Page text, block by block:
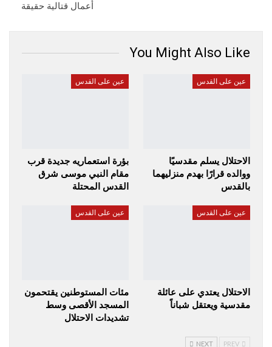
أعمال قتالية حقيقة
You Might Also Like
عين على القدس
الاحتلال يسلم مقدسيًا
ووالده قرارًا بهدم منزليهما
بالقدس
عين على القدس
بؤرة استعماريه جديدة قرب
مقام النبي موسى شرق
القدس المحتلة
عين على القدس
الاحتلال يعتدي على عائلة
مقدسية ويعتقل شباناً
عين على القدس
مئات المستوطنين يقتحمون
المسجد الأقصى وسط
تشديدات الاحتلال
NEXT